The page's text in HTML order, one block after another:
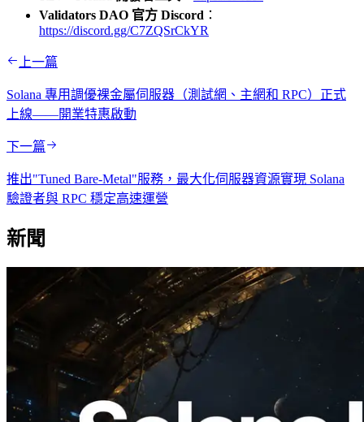
Validators DAO 官方 Discord ：
https://discord.gg/C7ZQSrCkYR
上一篇
Solana 專用調優裸金屬伺服器（測試網、主網和 RPC）正式
上線——開業特惠啟動
下一篇
推出"Tuned Bare-Metal"服務，最大化伺服器資源實現 Solana
驗證者與 RPC 穩定高速運營
新聞